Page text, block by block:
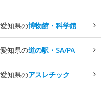
愛知県の博物館・科学館
愛知県の道の駅・SA/PA
愛知県のアスレチック